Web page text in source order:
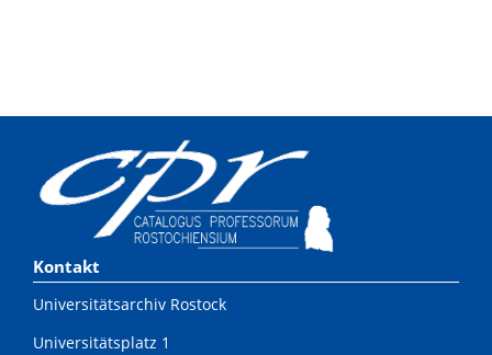
Kontakt
Universitätsarchiv Rostock
Universitätsplatz 1